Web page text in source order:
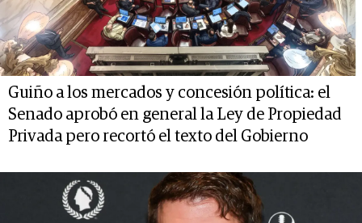
Guiño a los mercados y concesión política: el
Senado aprobó en general la Ley de Propiedad
Privada pero recortó el texto del Gobierno